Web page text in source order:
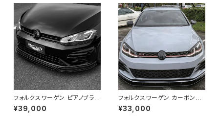
フォルクスワーゲン ピアノブラッ
ク Golf 7-7.5R フロントリップ
¥39,000
フォルクスワーゲン カーボン柄
Golf 7-7.5R GTI TCRスタイ
ルフロントリップ
¥33,000